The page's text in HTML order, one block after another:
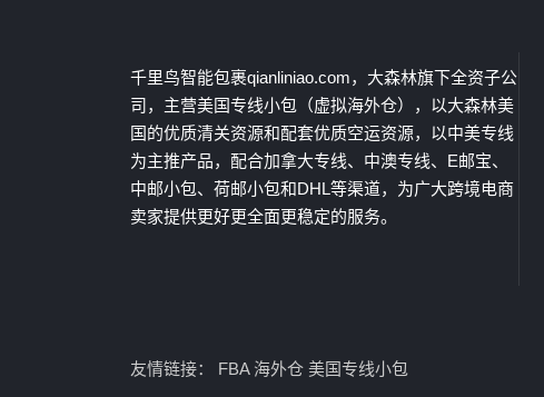
千里鸟智能包裹qianliniao.com，大森林旗下全资子公
司，主营美国专线小包（虚拟海外仓），以大森林美
国的优质清关资源和配套优质空运资源，以中美专线
为主推产品，配合加拿大专线、中澳专线、E邮宝、
中邮小包、荷邮小包和DHL等渠道，为广大跨境电商
卖家提供更好更全面更稳定的服务。
友情链接： FBA 海外仓 美国专线小包